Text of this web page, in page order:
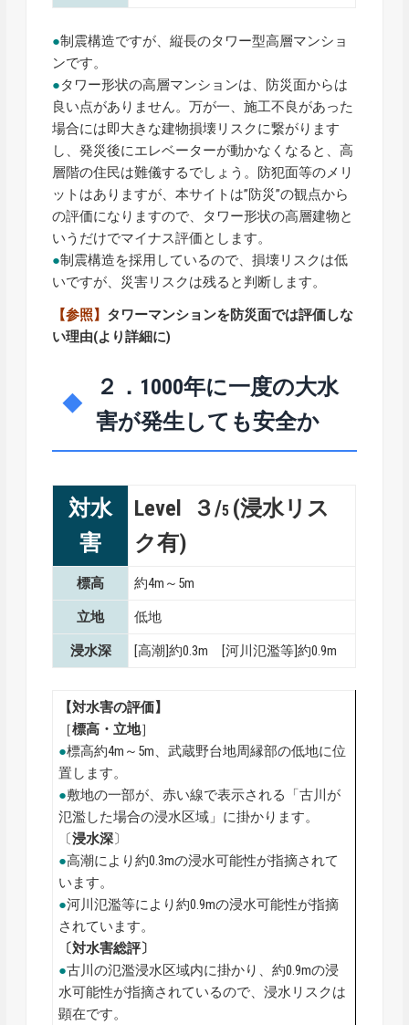
●制震構造ですが、縦長のタワー型高層マンショ
ンです。
●タワー形状の高層マンションは、防災面からは
良い点がありません。万が一、施工不良があった
場合には即大きな建物損壊リスクに繋がります
し、発災後にエレベーターが動かなくなると、高
層階の住民は難儀するでしょう。防犯面等のメリ
ットはありますが、本サイトは”防災”の観点から
の評価になりますので、タワー形状の高層建物と
いうだけでマイナス評価とします。
●制震構造を採用しているので、損壊リスクは低
いですが、災害リスクは残ると判断します。
【参照】 タワーマンションを防災面では評価しな
い理由(より詳細に)
２．1000年に一度の大水
害が発生しても安全か
対水
害
Level ３/5 (浸水リス
ク有)
標高 約4m～5m
立地 低地
浸水深 [高潮]約0.3m [河川氾濫等]約0.9m
【対水害の評価】
［標高・立地］
●標高約4m～5m、武蔵野台地周縁部の低地に位
置します。
●敷地の一部が、赤い線で表示される「古川が
氾濫した場合の浸水区域」に掛かります。
〔浸水深〕
●高潮により約0.3mの浸水可能性が指摘されて
います。
●河川氾濫等により約0.9mの浸水可能性が指摘
されています。
〔対水害総評〕
●古川の氾濫浸水区域内に掛かり、約0.9mの浸
水可能性が指摘されているので、浸水リスクは
顕在です。